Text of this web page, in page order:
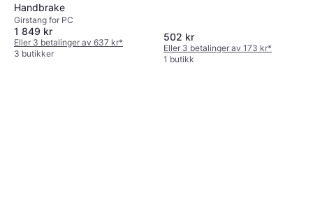
Handbrake
Girstang for PC
1 849 kr
Eller 3 betalinger av 637 kr*
3 butikker
502 kr
Eller 3 betalinger av 173 kr*
1 butikk